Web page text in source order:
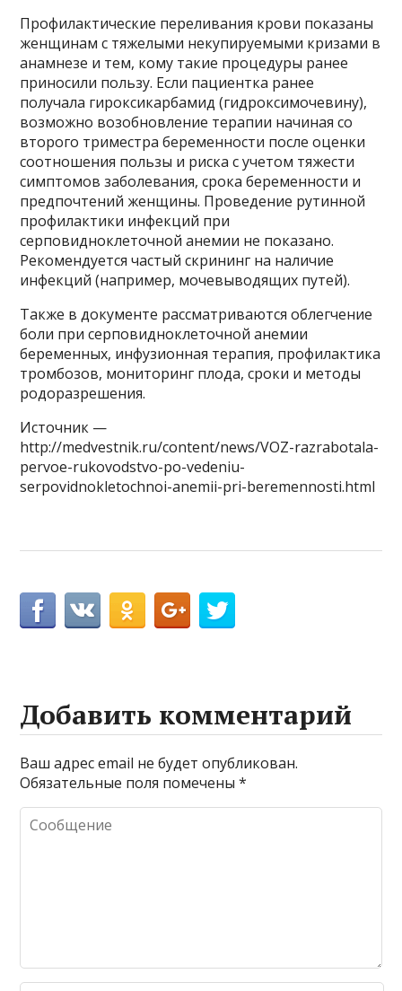
Профилактические переливания крови показаны
женщинам с тяжелыми некупируемыми кризами в
анамнезе и тем, кому такие процедуры ранее
приносили пользу. Если пациентка ранее
получала гироксикарбамид (гидроксимочевину),
возможно возобновление терапии начиная со
второго триместра беременности после оценки
соотношения пользы и риска с учетом тяжести
симптомов заболевания, срока беременности и
предпочтений женщины. Проведение рутинной
профилактики инфекций при
серповидноклеточной анемии не показано.
Рекомендуется частый скрининг на наличие
инфекций (например, мочевыводящих путей).
Также в документе рассматриваются облегчение
боли при серповидноклеточной анемии
беременных, инфузионная терапия, профилактика
тромбозов, мониторинг плода, сроки и методы
родоразрешения.
Источник —
http://medvestnik.ru/content/news/VOZ-razrabotala-
pervoe-rukovodstvo-po-vedeniu-
serpovidnokletochnoi-anemii-pri-beremennosti.html
Добавить комментарий
Ваш адрес email не будет опубликован.
Обязательные поля помечены*